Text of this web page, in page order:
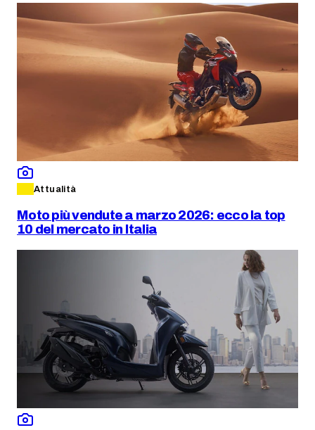
Attualità
Moto più vendute a marzo 2026: ecco la top
10 del mercato in Italia